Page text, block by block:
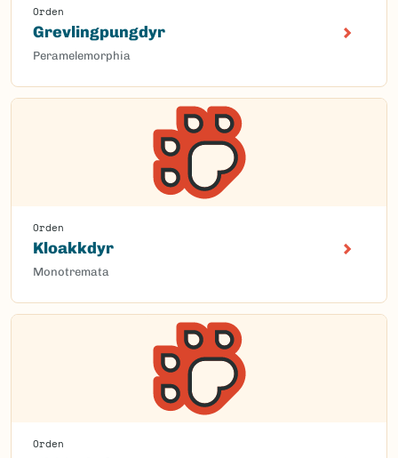
Orden
Grevlingpungdyr
Peramelemorphia
Orden
Kloakkdyr
Monotremata
Orden